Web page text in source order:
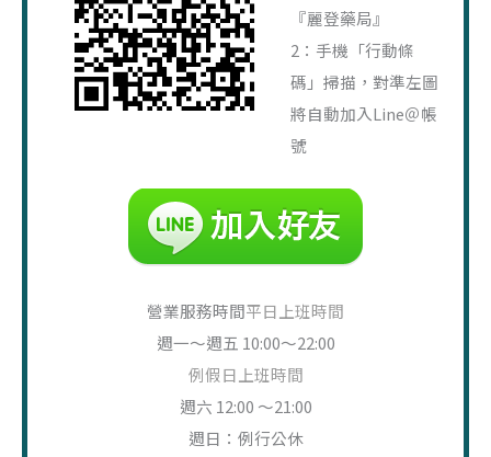
『麗登藥局』
2：手機「行動條
碼」掃描，對準左圖
將自動加入Line＠帳
號
營業服務時間平日上班時間
週一～週五 10:00～22:00
例假日上班時間
週六 12:00 ～21:00
週日：例行公休